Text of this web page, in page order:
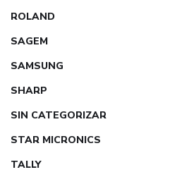
ROLAND
SAGEM
SAMSUNG
SHARP
SIN CATEGORIZAR
STAR MICRONICS
TALLY